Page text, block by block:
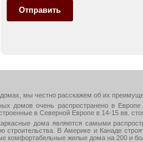
Отправить
мы честно расскажем об их
домов очень распространено в
в Северной Европе в 14-15 вв.
дома являются самыми
строительства. В Америке и Канаде
комфортабельные жилые дома на 200 и